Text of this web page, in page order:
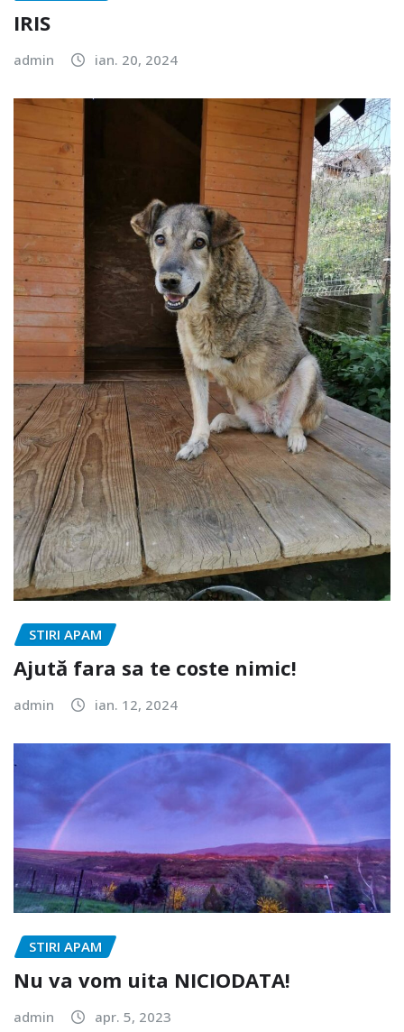
IRIS
admin ian. 20, 2024
STIRI APAM
Ajută fara sa te coste nimic!
admin ian. 12, 2024
STIRI APAM
Nu va vom uita NICIODATA!
admin apr. 5, 2023